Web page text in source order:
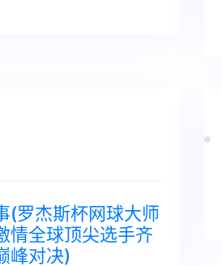
(罗杰斯杯网球大师
情全球顶尖选手齐
峰对决)